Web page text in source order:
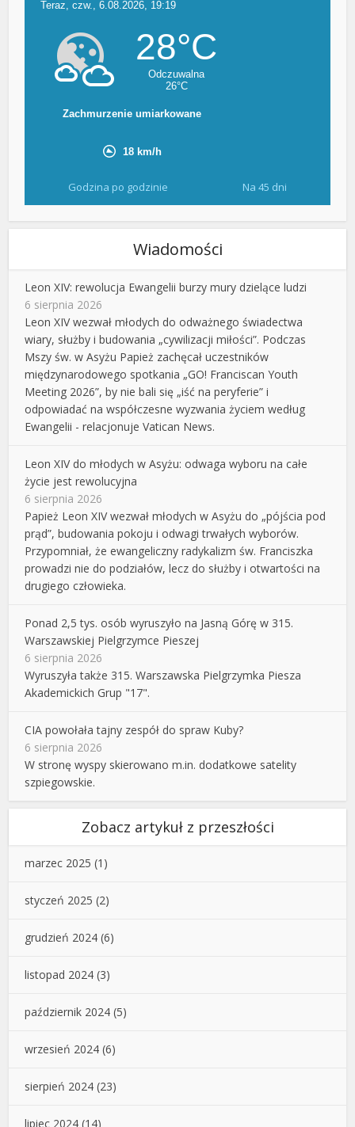
Godzina po godzinie Na 45 dni
Wiadomości
Leon XIV: rewolucja Ewangelii burzy mury dzielące ludzi
6 sierpnia 2026
Leon XIV wezwał młodych do odważnego świadectwa
wiary, służby i budowania „cywilizacji miłości”. Podczas
Mszy św. w Asyżu Papież zachęcał uczestników
międzynarodowego spotkania „GO! Franciscan Youth
Meeting 2026”, by nie bali się „iść na peryferie” i
odpowiadać na współczesne wyzwania życiem według
Ewangelii - relacjonuje Vatican News.
Leon XIV do młodych w Asyżu: odwaga wyboru na całe
życie jest rewolucyjna
6 sierpnia 2026
Papież Leon XIV wezwał młodych w Asyżu do „pójścia pod
prąd”, budowania pokoju i odwagi trwałych wyborów.
Przypomniał, że ewangeliczny radykalizm św. Franciszka
prowadzi nie do podziałów, lecz do służby i otwartości na
drugiego człowieka.
Ponad 2,5 tys. osób wyruszyło na Jasną Górę w 315.
Warszawskiej Pielgrzymce Pieszej
6 sierpnia 2026
Wyruszyła także 315. Warszawska Pielgrzymka Piesza
Akademickich Grup "17".
CIA powołała tajny zespół do spraw Kuby?
6 sierpnia 2026
W stronę wyspy skierowano m.in. dodatkowe satelity
szpiegowskie.
Zobacz artykuł z przeszłości
marzec 2025 (1)
styczeń 2025 (2)
grudzień 2024 (6)
listopad 2024 (3)
październik 2024 (5)
wrzesień 2024 (6)
sierpień 2024 (23)
lipiec 2024 (14)